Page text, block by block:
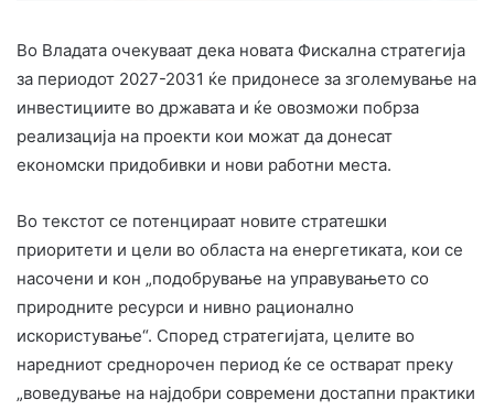
Во Владата очекуваат дека новата Фискална стратегија
за периодот 2027-2031 ќе придонесе за зголемување на
инвестициите во државата и ќе овозможи побрза
реализација на проекти кои можат да донесат
економски придобивки и нови работни места.
Во текстот се потенцираат новите стратешки
приоритети и цели во областа на енергетиката, кои се
насочени и кон „подобрување на управувањето со
природните ресурси и нивно рационално
искористување“. Според стратегијата, целите во
наредниот среднорочен период ќе се остварат преку
„воведување на најдобри современи достапни практики